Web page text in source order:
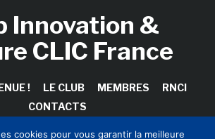
Innovation &
CLIC France
! LE CLUB MEMBRES
RNCI
CONTACTS
cookies pour vous garantir la meilleure